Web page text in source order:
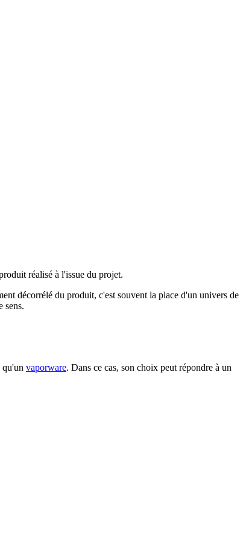
réalisé à l'issue du projet.
décorrélé du produit, c'est souvent la place d'un univers de
sens.
qu'un vaporware. Dans ce cas, son choix peut répondre à un